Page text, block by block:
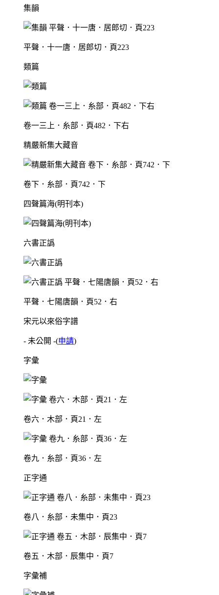
集韻
平聲．十一唐．居郎切．頁223
類篇
卷一三上．糸部．頁482．下右
精嚴新集大藏音
卷下．糸部．頁742．下
四聲篇海(明刊本)
六書正譌
平聲．七陽唐韻．頁52．右
宋元以來俗字譜
- 未公開 -(申請)
字彙
卷六．木部．頁21．左
卷九．糸部．頁36．左
正字通
卷八．糸部．未集中．頁23
卷五．木部．辰集中．頁7
字彙補